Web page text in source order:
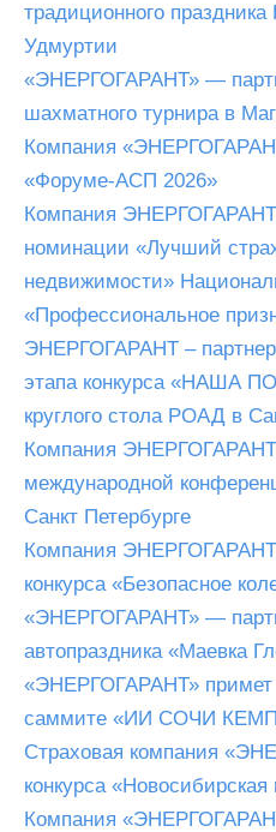
традиционного
Удмуртии
«ЭНЕРГОГАРАНТ» —
шахматного турнира в
Компания
«Форуме-АСП 2026»
Компания ЭНЕРГОГАРАНТ
номинации «Лучший
недвижимости»
«Профессиональное
ЭНЕРГОГАРАНТ – партнер
этапа конкурса «НАША
круглого стола РОАД в
Компания ЭНЕРГОГАРАНТ
международной
Санкт Петербурге
Компания ЭНЕРГОГАРАНТ
конкурса «Безопасное
«ЭНЕРГОГАРАНТ» —
автопраздника «Маевка
«ЭНЕРГОГАРАНТ» примет
саммите «ИИ СОЧИ КЕМП
Страховая компания
конкурса «Новосибирская
Компания